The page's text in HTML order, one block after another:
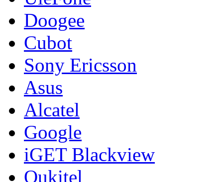
Doogee
Cubot
Sony Ericsson
Asus
Alcatel
Google
iGET Blackview
Oukitel